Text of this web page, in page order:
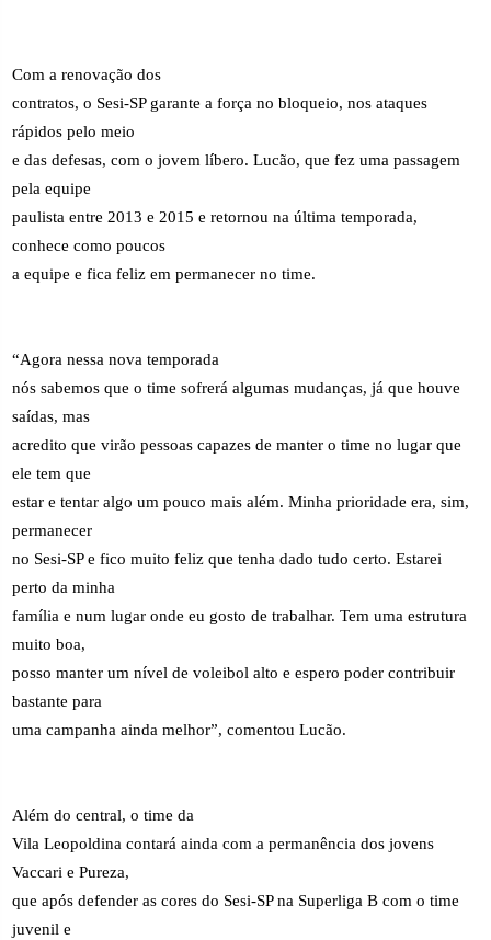
Com a renovação dos
contratos, o Sesi-SP garante a força no bloqueio, nos ataques
rápidos pelo meio
e das defesas, com o jovem líbero. Lucão, que fez uma passagem
pela equipe
paulista entre 2013 e 2015 e retornou na última temporada,
conhece como poucos
a equipe e fica feliz em permanecer no time.
“Agora nessa nova temporada
nós sabemos que o time sofrerá algumas mudanças, já que houve
saídas, mas
acredito que virão pessoas capazes de manter o time no lugar que
ele tem que
estar e tentar algo um pouco mais além. Minha prioridade era, sim,
permanecer
no Sesi-SP e fico muito feliz que tenha dado tudo certo. Estarei
perto da minha
família e num lugar onde eu gosto de trabalhar. Tem uma estrutura
muito boa,
posso manter um nível de voleibol alto e espero poder contribuir
bastante para
uma campanha ainda melhor”, comentou Lucão.
Além do central, o time da
Vila Leopoldina contará ainda com a permanência dos jovens
Vaccari e Pureza,
que após defender as cores do Sesi-SP na Superliga B com o time
juvenil e